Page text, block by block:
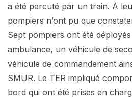
a été percuté par un train. À
pompiers n’ont pu que
Sept pompiers ont été
ambulance, un véhicule de
véhicule de commandement
SMUR. Le TER impliqué
bord qui ont été prises en